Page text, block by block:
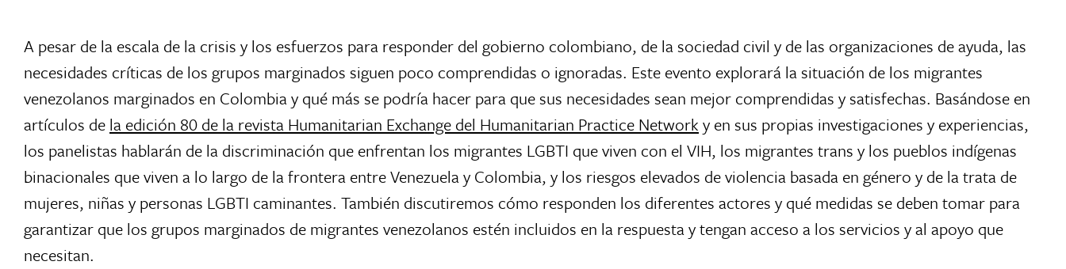
A pesar de la escala de la crisis y los esfuerzos para responder del gobierno colombiano, de la sociedad civil y de las organizaciones de ayuda, las
necesidades críticas de los grupos marginados siguen poco comprendidas o ignoradas. Este evento explorará la situación de los migrantes
venezolanos marginados en Colombia y qué más se podría hacer para que sus necesidades sean mejor comprendidas y satisfechas. Basándose en
artículos de la edición 80 de la revista Humanitarian Exchange del Humanitarian Practice Network y en sus propias investigaciones y experiencias,
los panelistas hablarán de la discriminación que enfrentan los migrantes LGBTI que viven con el VIH, los migrantes trans y los pueblos indígenas
binacionales que viven a lo largo de la frontera entre Venezuela y Colombia, y los riesgos elevados de violencia basada en género y de la trata de
mujeres, niñas y personas LGBTI caminantes. También discutiremos cómo responden los diferentes actores y qué medidas se deben tomar para
garantizar que los grupos marginados de migrantes venezolanos estén incluidos en la respuesta y tengan acceso a los servicios y al apoyo que
necesitan.